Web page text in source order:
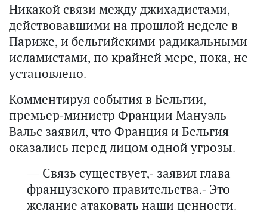
Никакой связи между джихадистами,
действовавшими на прошлой неделе в
Париже, и бельгийскими радикальными
исламистами, по крайней мере, пока, не
установлено.
Комментируя события в Бельгии,
премьер-министр Франции Мануэль
Вальс заявил, что Франция и Бельгия
оказались перед лицом одной угрозы.
— Связь существует,- заявил глава
французского правительства.- Это
желание атаковать наши ценности.